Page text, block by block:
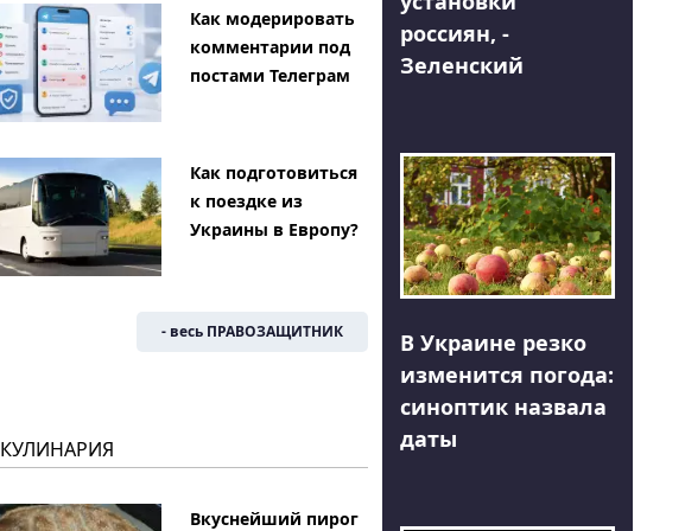
Как модерировать
комментарии под
постами Телеграм
Как подготовиться
к поездке из
Украины в Европу?
- весь ПРАВОЗАЩИТНИК
КУЛИНАРИЯ
Вкуснейший пирог
россиян, -
Зеленский
В Украине резко
изменится погода:
синоптик назвала
даты